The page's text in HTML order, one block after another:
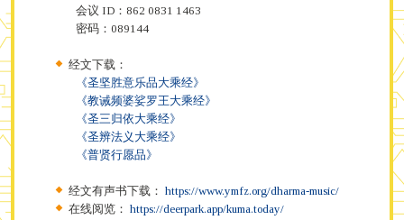
会议 ID：862 0831 1463
密码：089144
经文下载：
《圣坚胜意乐品大乘经》
《教诫频婆娑罗王大乘经》
《圣三归依大乘经》
《圣辨法义大乘经》
《普贤行愿品》
经文有声书下载：https://www.ymfz.org/dharma-music/
在线阅览：https://deerpark.app/kuma.today/